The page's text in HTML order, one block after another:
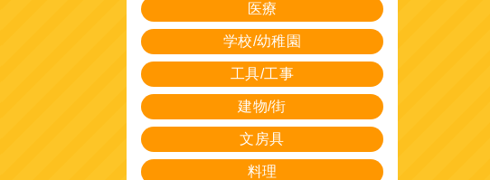
医療
学校/幼稚園
工具/工事
建物/街
文房具
料理